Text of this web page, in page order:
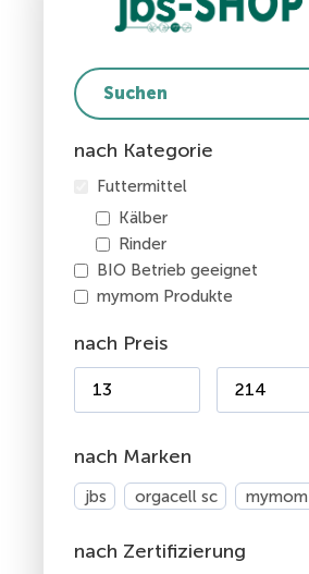
nach Kategorie
Futtermittel
Kälber
Rinder
BIO Betrieb geeignet
mymom Produkte
nach Preis
nach Marken
jbs orgacell sc mymom
nach Zertifizierung